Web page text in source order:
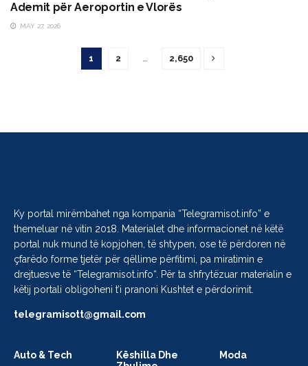
Ademit për Aeroportin e Vlorës
MAY 27, 2026
1 2 … 2,650
Ky portal mirëmbahet nga kompania “Telegramisot.info” e
themeluar në vitin 2018. Materialet dhe informacionet në këtë
portal nuk mund të kopjohen, të shtypen, ose të përdoren në
çfarëdo forme tjetër për qëllime përfitimi, pa miratimin e
drejtuesve të “Telegramisot.info“. Për ta shfrytëzuar materialin e
këtij portali obligoheni t’i pranoni Kushtet e përdorimit.
telegramisott@gmail.com
Auto & Tech
Këshilla Dhe
Moda